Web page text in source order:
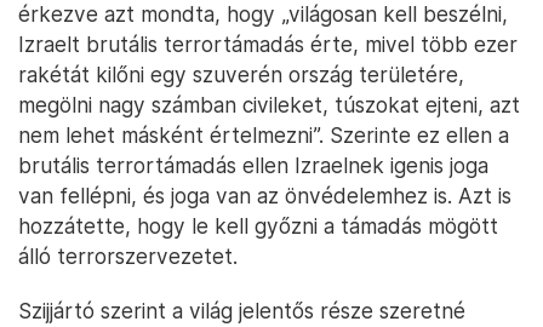
érkezve azt mondta, hogy „világosan kell beszélni,
Izraelt brutális terrortámadás érte, mivel több ezer
rakétát kilőni egy szuverén ország területére,
megölni nagy számban civileket, túszokat ejteni, azt
nem lehet másként értelmezni”. Szerinte ez ellen a
brutális terrortámadás ellen Izraelnek igenis joga
van fellépni, és joga van az önvédelemhez is. Azt is
hozzátette, hogy le kell győzni a támadás mögött
álló terrorszervezetet.
Szijjártó szerint a világ jelentős része szeretné